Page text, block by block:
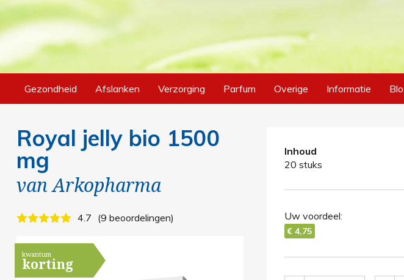
Gezondheid Afslanken Verzorging Parfum Overige Informatie
Royal jelly bio 1500
mg
vanArkopharma
4.7 9 beoordelingen
kwantum
korting
Inhoud
20 stuks
Uw voordeel:
€ 4,75